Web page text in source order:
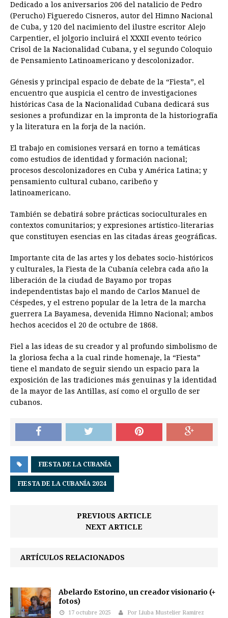
Dedicado a los aniversarios 206 del natalicio de Pedro
(Perucho) Figueredo Cisneros, autor del Himno Nacional
de Cuba, y 120 del nacimiento del ilustre escritor Alejo
Carpentier, el jolgorio incluirá el XXXII evento teórico
Crisol de la Nacionalidad Cubana, y el segundo Coloquio
de Pensamiento Latinoamericano y descolonizador.
Génesis y principal espacio de debate de la “Fiesta”, el
encuentro que auspicia el centro de investigaciones
históricas Casa de la Nacionalidad Cubana dedicará sus
sesiones a profundizar en la impronta de la historiografía
y la literatura en la forja de la nación.
El trabajo en comisiones versará en torno a temáticas
como estudios de identidad y formación nacional;
procesos descolonizadores en Cuba y América Latina; y
pensamiento cultural cubano, caribeño y
latinoamericano.
También se debatirá sobre prácticas socioculturales en
contextos comunitarios; y expresiones artístico-literarias
que constituyen esencias en las citadas áreas geográficas.
Importante cita de las artes y los debates socio-históricos
y culturales, la Fiesta de la Cubanía celebra cada año la
liberación de la ciudad de Bayamo por tropas
independentistas bajo el mando de Carlos Manuel de
Céspedes, y el estreno popular de la letra de la marcha
guerrera La Bayamesa, devenida Himno Nacional; ambos
hechos acecidos el 20 de octubre de 1868.
Fiel a las ideas de su creador y al profundo simbolismo de
la gloriosa fecha a la cual rinde homenaje, la “Fiesta”
tiene el mandato de seguir siendo un espacio para la
exposición de las tradiciones más genuinas y la identidad
de la mayor de las Antillas, así como el orgullo de ser
cubanos.
FIESTA DE LA CUBANÍA
FIESTA DE LA CUBANÍA 2024
PREVIOUS ARTICLE
NEXT ARTICLE
ARTÍCULOS RELACIONADOS
Abelardo Estorino, un creador visionario (+
fotos)
17 octubre 2025 Por Liuba Mustelier Ramirez